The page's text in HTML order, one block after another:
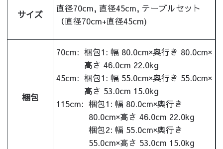
サイズ
直径70cm, 直径45cm, テーブルセット
（直径70cm+直径45cm)
梱包
70cm: 梱包1: 幅 80.0cm×奥行き 80.0cm×
高さ 46.0cm 22.0kg
45cm: 梱包1: 幅 55.0cm×奥行き 55.0cm×
高さ 53.0cm 15.0kg
115cm: 梱包1: 幅 80.0cm×奥行き
80.0cm×高さ 46.0cm 22.0kg
梱包2: 幅 55.0cm×奥行き
55.0cm×高さ 53.0cm 15.0kg